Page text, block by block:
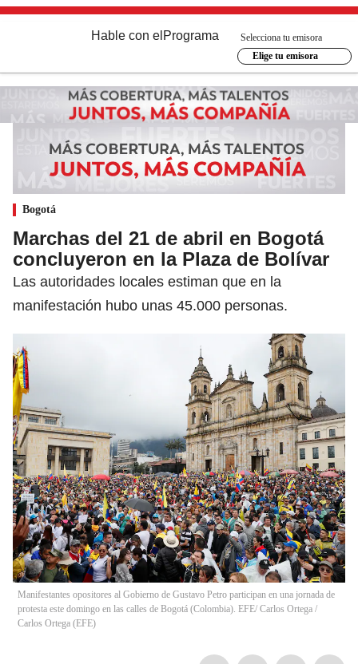
Hable con el Programa
Selecciona tu emisora
Elige tu emisora
Bogotá
Marchas del 21 de abril en Bogotá
concluyeron en la Plaza de Bolívar
Las autoridades locales estiman que en la
manifestación hubo unas 45.000 personas.
Manifestantes opositores al Gobierno de Gustavo Petro participan en una jornada de
protesta este domingo en las calles de Bogotá (Colombia). EFE/ Carlos Ortega /
Carlos Ortega (EFE)